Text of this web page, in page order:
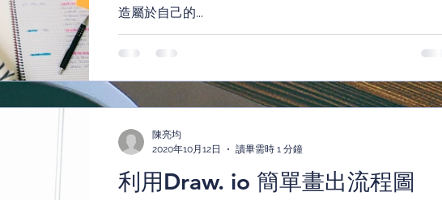
造屬於自己的...
利用Draw. io 簡單畫出流程圖
陳亮均
2020年10月12日
讀畢需時 1 分鐘